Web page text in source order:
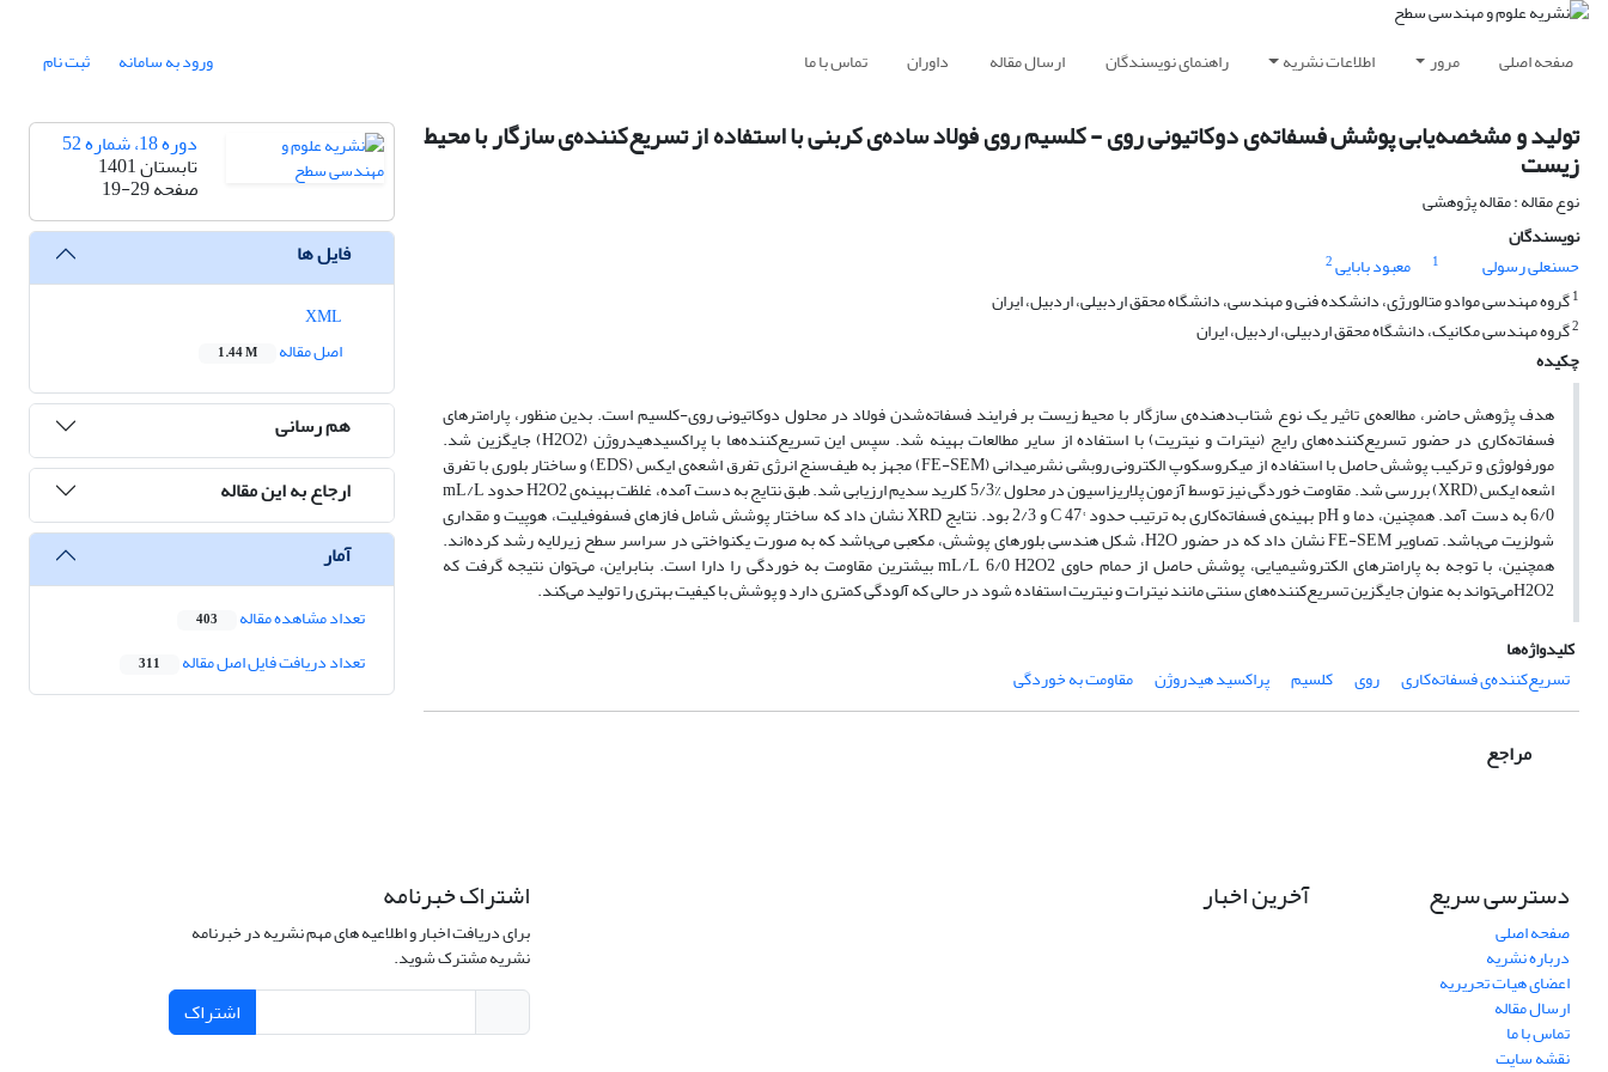
صفحه اصلی مرور اطلاعات نشریه راهنمای نویسندگان ارسال مقاله داوران تماس با ما ورود به سامانه ثبت نام
تولید و مشخصه‌یابی پوشش فسفاته‌ی دوکاتیونی روی - کلسیم روی فولاد ساده‌ی کربنی با استفاده از تسریع‌کننده‌ی سازگار با محیط
زیست
نوع مقاله : مقاله پژوهشی
نویسندگان
حسنعلی رسولی
1 معبود بابایی2
1گروه مهندسی موادو متالورژی، دانشکده فنی و مهندسی، دانشگاه محقق اردبیلی، اردبیل، ایران
2گروه مهندسی مکانیک، دانشگاه محقق اردبیلی، اردبیل، ایران
چکیده
هدف پژوهش حاضر، مطالعه‌ی تاثیر یک نوع شتاب‌دهنده‌ی سازگار با محیط زیست بر فرایند فسفاته‌شدن فولاد در محلول دوکاتیونی روی-کلسیم است. بدین منظور، پارامترهای
فسفاته‌کاری در حضور تسریع‌کننده‌های رایج (نیترات و نیتریت) با استفاده از سایر مطالعات بهینه شد. سپس این تسریع‌کننده‌ها با پراکسیدهیدروژن (H2O2) جایگزین شد.
مورفولوژی و ترکیب پوشش حاصل با استفاده از میکروسکوپ الکترونی روبشی نشرمیدانی (FE-SEM) مجهز به طیف‌سنج انرژی تفرق اشعه‌ی ایکس (EDS) و ساختار بلوری با تفرق
اشعه ایکس (XRD) بررسی شد. مقاومت خوردگی نیز توسط آزمون پلاریزاسیون در محلول %5/3 کلرید سدیم ارزیابی شد. طبق نتایج به دست آمده، غلظت بهینه‌ی H2O2 حدود mL/L
6/0 به دست آمد. همچنین، دما و pH بهینه‌ی فسفاته‌کاری به ترتیب حدود °C 47 و 2/3 بود. نتایج XRD نشان داد که ساختار پوشش شامل فازهای فسفوفیلیت، هوپیت و مقداری
شولزیت می‌باشد. تصاویر FE-SEM نشان داد که در حضور H2O، شکل هندسی بلورهای پوشش، مکعبی می‌باشد که به صورت یکنواختی در سراسر سطح زیرلایه‌ رشد کرده‌اند.
همچنین، با توجه به پارامترهای الکتروشیمیایی، پوشش حاصل از حمام حاوی mL/L 6/0 H2O2 بیشترین مقاومت به خوردگی را دارا است. بنابراین، می‌توان نتیجه گرفت که
H2O2می‌تواند به عنوان جایگزین تسریع‌کننده‌های سنتی مانند نیترات و نیتریت استفاده شود در حالی که آلودگی کمتری دارد و پوشش با کیفیت بهتری را تولید می‌کند.
کلیدواژه‌ها
تسریع‌کننده‌ی فسفاته‌کاری
روی کلسیم پراکسید هیدروژن مقاومت به خوردگی
مراجع
دوره 18، شماره 52
تابستان 1401
صفحه19-29
فایل ها
اصل مقاله
1.44 M
هم رسانی
ارجاع به این مقاله
آمار
تعداد مشاهده مقاله 403
تعداد دریافت فایل اصل مقاله 311
دسترسی سریع
صفحه اصلی
درباره نشریه
اعضای هیات تحریریه
ارسال مقاله
تماس با ما
نقشه سایت
آخرین اخبار اشتراک خبرنامه
برای دریافت اخبار و اطلاعیه های مهم نشریه در خبرنامه
نشریه مشترک شوید.
اشتراک